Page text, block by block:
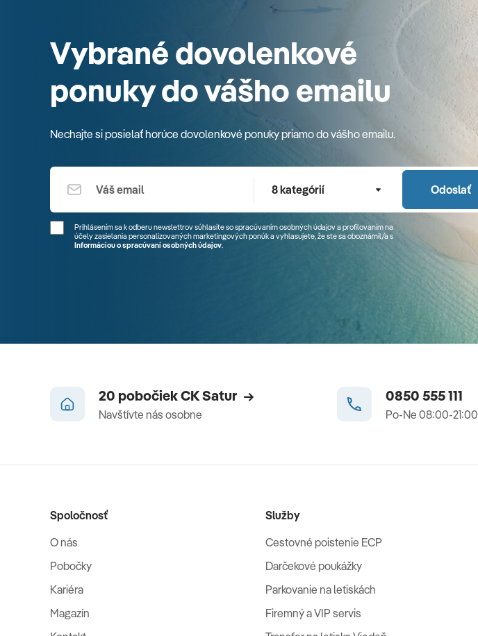
Vybrané dovolenkové
ponuky do vášho emailu
Nechajte si posielať horúce dovolenkové ponuky priamo do vášho emailu.
8 kategórií Odoslať
Prihlásením sa k odberu newslettrov súhlasíte so spracúvaním osobných údajov a profilovaním na
účely zasielania personalizovaných marketingových ponúk a vyhlasujete, že ste saoboznámil/as
Informáciou o spracúvaní osobných údajov.
20 pobočiek CK Satur
Navštívte nás osobne
0850 555 111
Po-Ne 08:00-21:00
Spoločnosť
O nás
Pobočky
Kariéra
Magazín
Služby
Cestovné poistenie ECP
Darčekové poukážky
Parkovanie na letiskách
Firemný a VIP servis